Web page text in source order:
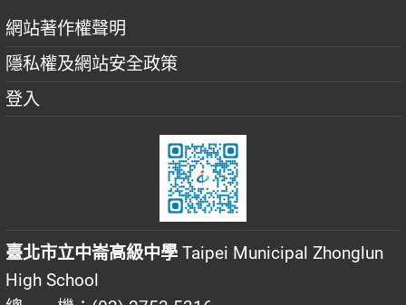
網站著作權聲明
隱私權及網站安全政策
登入
臺北市立中崙高級中學 Taipei Municipal Zhonglun
High School